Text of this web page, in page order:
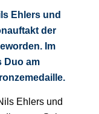
Ehlers und
der
Im
Duo am
Ehlers und